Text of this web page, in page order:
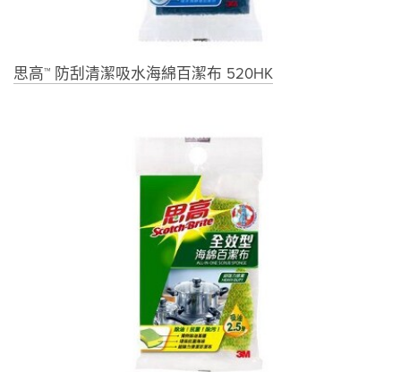
思高™ 防刮清潔吸水海綿百潔布 520HK